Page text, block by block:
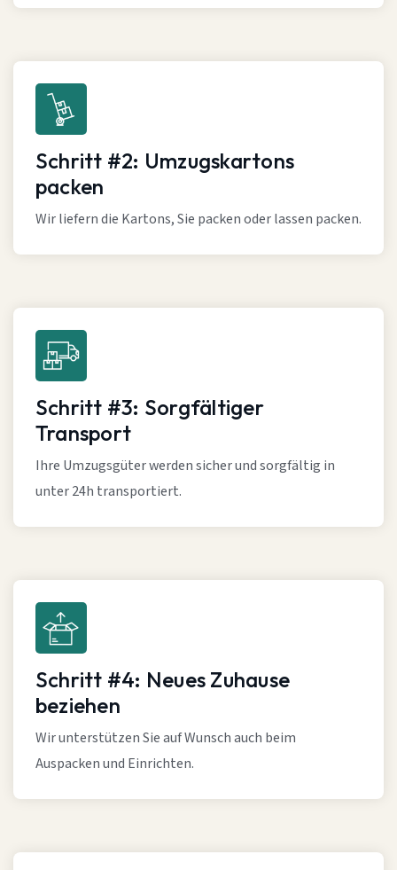
Schritt #2: Umzugskartons
packen
Wir liefern die Kartons, Sie packen oder lassen packen.
Schritt #3: Sorgfältiger
Transport
Ihre Umzugsgüter werden sicher und sorgfältig in
unter 24h transportiert.
Schritt #4: Neues Zuhause
beziehen
Wir unterstützen Sie auf Wunsch auch beim
Auspacken und Einrichten.